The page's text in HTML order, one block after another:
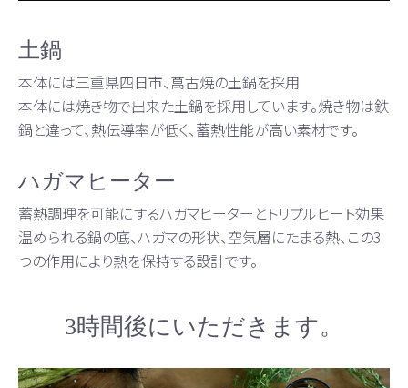
土鍋
本体には三重県四日市、萬古焼の土鍋を採用
本体には焼き物で出来た土鍋を採用しています。焼き物は鉄
鍋と違って、熱伝導率が低く、蓄熱性能が高い素材です。
ハガマヒーター
蓄熱調理を可能にするハガマヒーターとトリプルヒート効果
温められる鍋の底、ハガマの形状、空気層にたまる熱、この3
つの作用により熱を保持する設計です。
3時間後にいただきます。